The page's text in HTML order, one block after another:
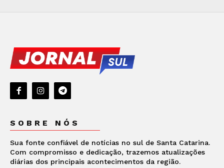
SOBRE NÓS
Sua fonte confiável de notícias no sul de Santa Catarina.
Com compromisso e dedicação, trazemos atualizações
diárias dos principais acontecimentos da região.